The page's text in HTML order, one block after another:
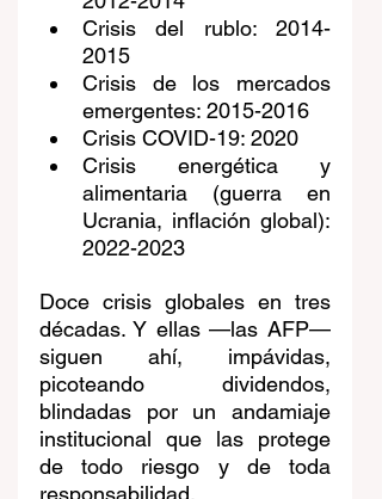
Crisis del rublo: 2014-
2015
Crisis de los mercados
emergentes: 2015-2016
Crisis COVID-19: 2020
Crisis energética y
alimentaria (guerra en
Ucrania, inflación global):
2022-2023
Doce crisis globales en tres
décadas. Y ellas —las AFP—
siguen ahí, impávidas,
picoteando dividendos,
blindadas por un andamiaje
institucional que las protege
de todo riesgo y de toda
responsabilidad.